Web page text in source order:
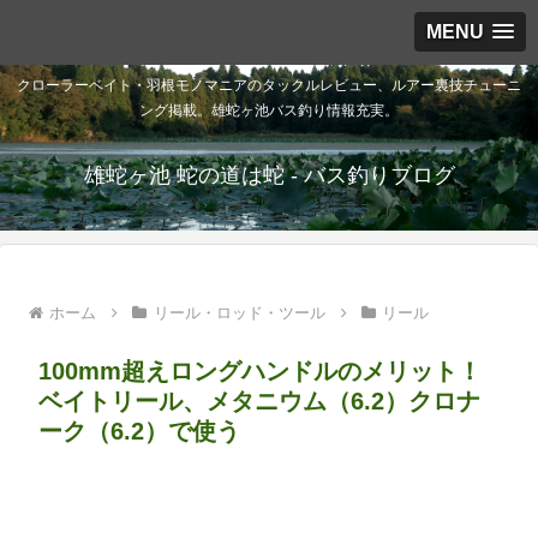
MENU
クローラーベイト・羽根モノマニアのタックルレビュー、ルアー裏技チューニ
ング掲載。雄蛇ヶ池バス釣り情報充実。
雄蛇ヶ池 蛇の道は蛇 - バス釣りブログ
ホーム リール・ロッド・ツール リール
100mm超えロングハンドルのメリット！
ベイトリール、メタニウム（6.2）クロナ
ーク（6.2）で使う